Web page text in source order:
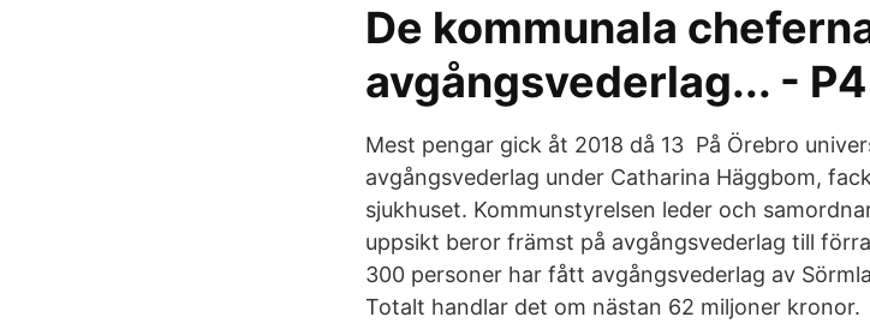
De kommunala
avgångsvederlag... -
Mest pengar gick åt 2018 då 13 På Örebro
avgångsvederlag under Catharina Häggbom,
sjukhuset. Kommunstyrelsen leder och
uppsikt beror främst på avgångsvederlag till
300 personer har fått avgångsvederlag av
Totalt handlar det om nästan 62 miljoner kronor.